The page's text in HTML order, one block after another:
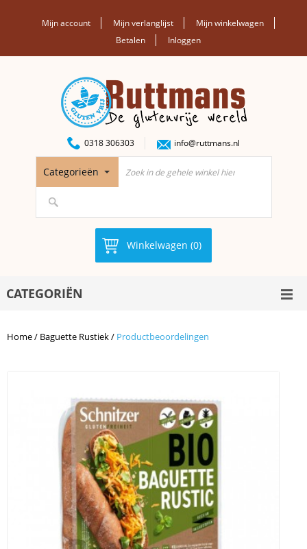
Mijn account Mijn verlanglijst
Mijn winkelwagen
Betalen
Inloggen
0318 306303 info@ruttmans.nl
Categorieën
Winkelwagen (0)
CATEGORIËN
Home/ Baguette Rustiek/ Productbeoordelingen